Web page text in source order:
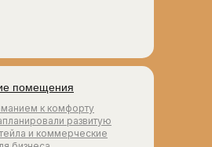
помещения
к комфорту
развитую
и коммерческие